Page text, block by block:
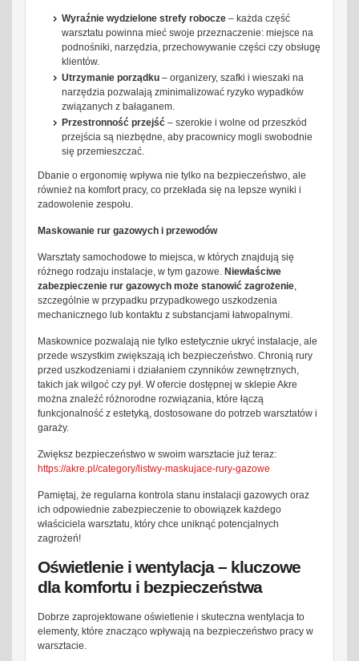
Wyraźnie wydzielone strefy robocze – każda część
warsztatu powinna mieć swoje przeznaczenie: miejsce na
podnośniki, narzędzia, przechowywanie części czy obsługę
klientów.
Utrzymanie porządku – organizery, szafki i wieszaki na
narzędzia pozwalają zminimalizować ryzyko wypadków
związanych z bałaganem.
Przestronność przejść – szerokie i wolne od przeszkód
przejścia są niezbędne, aby pracownicy mogli swobodnie
się przemieszczać.
Dbanie o ergonomię wpływa nie tylko na bezpieczeństwo, ale
również na komfort pracy, co przekłada się na lepsze wyniki i
zadowolenie zespołu.
Maskowanie rur gazowych i przewodów
Warsztaty samochodowe to miejsca, w których znajdują się
różnego rodzaju instalacje, w tym gazowe. Niewłaściwe
zabezpieczenie rur gazowych może stanowić zagrożenie,
szczególnie w przypadku przypadkowego uszkodzenia
mechanicznego lub kontaktu z substancjami łatwopalnymi.
Maskownice pozwalają nie tylko estetycznie ukryć instalacje, ale
przede wszystkim zwiększają ich bezpieczeństwo. Chronią rury
przed uszkodzeniami i działaniem czynników zewnętrznych,
takich jak wilgoć czy pył. W ofercie dostępnej w sklepie Akre
można znaleźć różnorodne rozwiązania, które łączą
funkcjonalność z estetyką, dostosowane do potrzeb warsztatów i
garaży.
Zwiększ bezpieczeństwo w swoim warsztacie już teraz:
https://akre.pl/category/listwy-maskujace-rury-gazowe
Pamiętaj, że regularna kontrola stanu instalacji gazowych oraz
ich odpowiednie zabezpieczenie to obowiązek każdego
właściciela warsztatu, który chce uniknąć potencjalnych
zagrożeń!
Oświetlenie i wentylacja – kluczowe
dla komfortu i bezpieczeństwa
Dobrze zaprojektowane oświetlenie i skuteczna wentylacja to
elementy, które znacząco wpływają na bezpieczeństwo pracy w
warsztacie.